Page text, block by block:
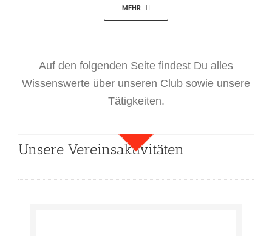
MEHR
Auf den folgenden Seite findest Du alles
Wissenswerte über unseren Club sowie unsere
Tätigkeiten.
Unsere Vereinsaktivitäten